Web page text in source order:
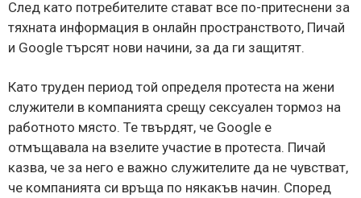
След като потребителите стават все по-притеснени за
тяхната информация в онлайн пространството, Пичай
и Google търсят нови начини, за да ги защитят.
Като труден период той определя протеста на жени
служители в компанията срещу сексуален тормоз на
работното място. Те твърдят, че Google е
отмъщавала на взелите участие в протеста. Пичай
казва, че за него е важно служителите да не чувстват,
че компанията си връща по някакъв начин. Според